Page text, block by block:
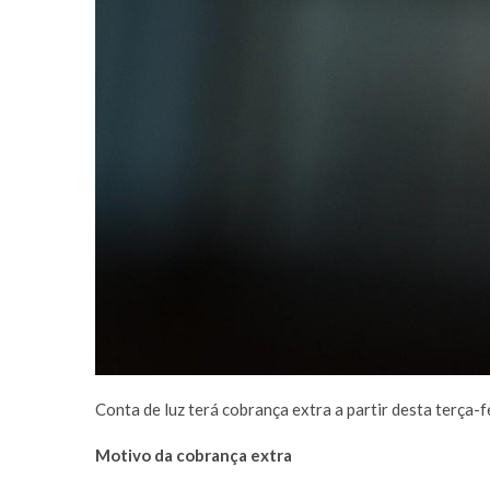
Conta de luz terá cobrança extra a partir desta terça-
Motivo da cobrança extra